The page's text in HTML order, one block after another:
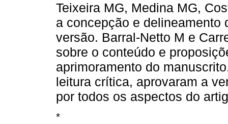
Teixeira MG, Medina MG,
a concepção e delineamento
versão. Barral-Netto M e
sobre o conteúdo e
aprimoramento do
leitura crítica, aprovaram a
por todos os aspectos do
*